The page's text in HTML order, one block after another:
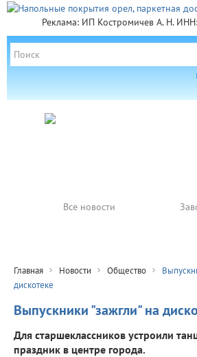
Реклама: ИП Костромичев А. Н.
Все новости
Главная Новости Общество
дискотеке
Выпускники "зажгли" на
Для старшеклассников устроили
праздник в центре города.